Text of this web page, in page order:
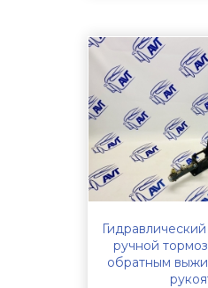
ручной
обратным